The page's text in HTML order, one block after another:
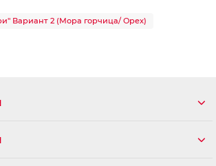
Вариант 2 (Мора горчица/ Орех)